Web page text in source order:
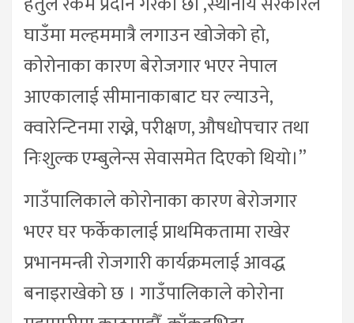
घाउँमा मल्हममात्रै लगाउन खोजेको हो,
कोरोनाका कारण बेरोजगार भएर नेपाल
आएकालाई सीमानाकाबाट घर ल्याउने,
क्वारेन्टिनमा राख्ने, परीक्षण, औषधोपचार तथा
निःशुल्क एम्बुलेन्स सेवासमेत दिएको थियो।”
गाउँपालिकाले कोरोनाका कारण बेरोजगार
भएर घर फर्केकालाई प्राथमिकतामा राखेर
प्रभानमन्त्री रोजगारी कार्यक्रमलाई आवद्ध
बनाइराखेको छ । गाउँपालिकाले कोरोना